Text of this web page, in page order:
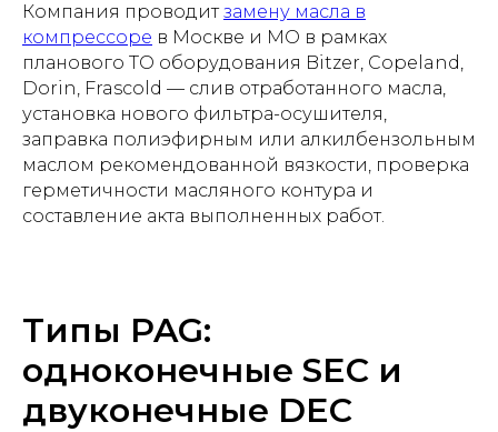
Компания проводитзамену масла в
компрессоре в Москве и МО в рамках
планового ТО оборудования Bitzer, Copeland,
Dorin, Frascold — слив отработанного масла,
установка нового фильтра-осушителя,
заправка полиэфирным или алкилбензольным
маслом рекомендованной вязкости, проверка
герметичности масляного контура и
составление акта выполненных работ.
Типы PAG:
одноконечные SEC и
двуконечные DEC